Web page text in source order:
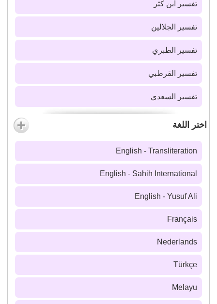
تفسير ابن كثر
تفسير الجلالين
تفسير الطبري
تفسير القرطبي
تفسير السعدي
اختر اللغة
English - Transliteration
English - Sahih International
English - Yusuf Ali
Français
Nederlands
Türkçe
Melayu